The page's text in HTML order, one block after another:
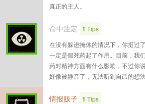
真正的主人。
命中注定 1 Tips
在没有躲进掩体的情况下，你挺过
一定是假死药起了作用。目前，我
药对精神方面有什么影响，不过你
好像被静音了，无法听到自己的想法
情报贩子 1 Tips